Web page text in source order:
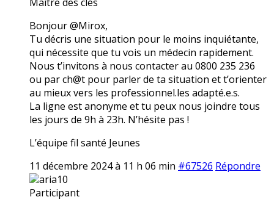
Bonjour @Mirox,
Tu décris une situation pour le moins inquiétante,
qui nécessite que tu vois un médecin rapidement.
Nous t’invitons à nous contacter au 0800 235 236
ou par ch@t pour parler de ta situation et t’orienter
au mieux vers les professionnel.les adapté.e.s.
La ligne est anonyme et tu peux nous joindre tous
les jours de 9h à 23h. N’hésite pas !
L’équipe fil santé Jeunes
11 décembre 2024 à 11 h 06 min #67526 Répondre
aria10
Participant